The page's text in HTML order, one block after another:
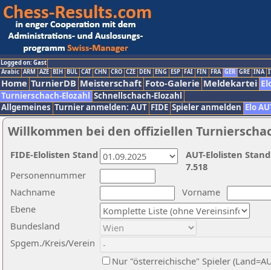
Logged on: Gast
Arabic ARM AZE BIH BUL CAT CHN CRO CZE DEN ENG ESP FAI FIN FRA GER GRE INA
Home TurnierDB Meisterschaft Foto-Galerie Meldekartei
Turnierschach-Elozahl Schnellschach-Elozahl
Allgemeines Turnier anmelden: AUT FIDE Spieler anmelden Elo
Willkommen bei den offiziellen
Nachname
Vorname
Ebene
Personennummer
Bundesland
Spgem./Kreis/Verein
Nur "österreichische" Spieler
AUT-Elolisten
7.518
FIDE-Elolisten Stand